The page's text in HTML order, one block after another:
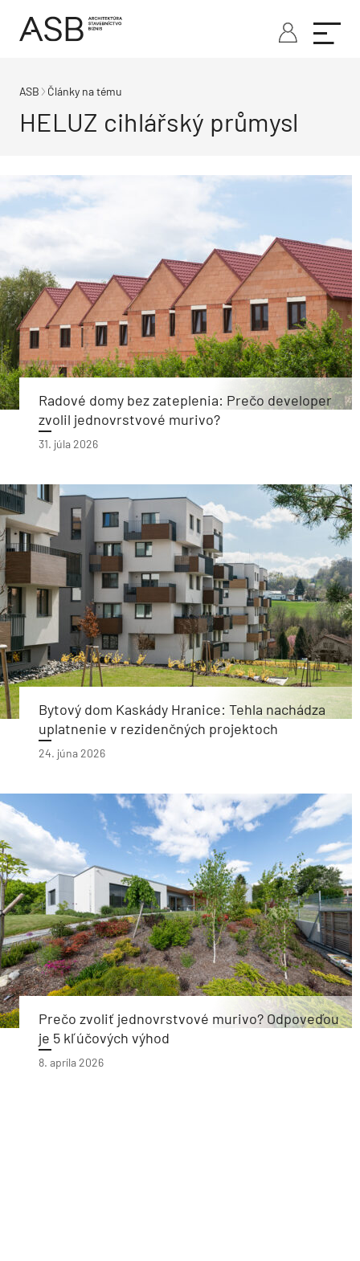
ASB Články na tému
HELUZ cihlářský průmysl
Radové domy bez zateplenia: Prečo developer
zvolil jednovrstvové murivo?
31. júla 2026
Bytový dom Kaskády Hranice: Tehla nachádza
uplatnenie v rezidenčných projektoch
24. júna 2026
Prečo zvoliť jednovrstvové murivo? Odpoveďou
je 5 kľúčových výhod
8. apríla 2026